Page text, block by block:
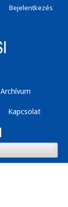
Archívum
Kapcsolat
Bejelentkezés